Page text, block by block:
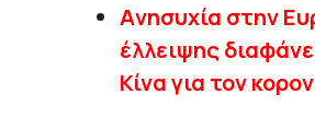
Aνησυχία στην
έλλειψης
Κίνα για τον